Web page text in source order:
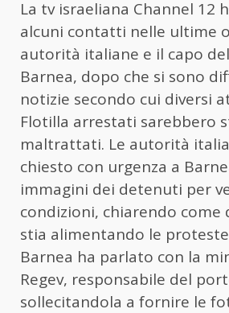
La tv israeliana Channel 12
alcuni contatti nelle ultime
autorità italiane e il capo
Barnea, dopo che si sono
notizie secondo cui diversi
Flotilla arrestati sarebbero
maltrattati. Le autorità
chiesto con urgenza a
immagini dei detenuti per
condizioni, chiarendo come
stia alimentando le proteste
Barnea ha parlato con la
Regev, responsabile del
sollecitandola a fornire le